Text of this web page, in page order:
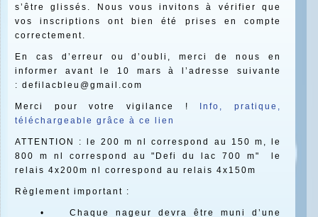
s’être glissés. Nous vous invitons à vérifier que
vos inscriptions ont bien été prises en compte
correctement.
En cas d’erreur ou d’oubli, merci de nous en
informer avant le 10 mars à l’adresse suivante
: defilacbleu@gmail.com
Merci pour votre vigilance ! Info, pratique,
téléchargeable grâce à ce lien
ATTENTION : le 200 m nl correspond au 150 m, le
800 m nl correspond au "Defi du lac 700 m" le
relais 4x200m nl correspond au relais 4x150m
Règlement important :
• Chaque nageur devra être muni d’une